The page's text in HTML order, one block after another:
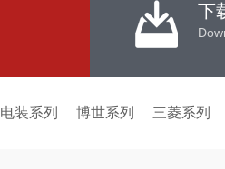
下
电装系列 博世系列 三菱系列